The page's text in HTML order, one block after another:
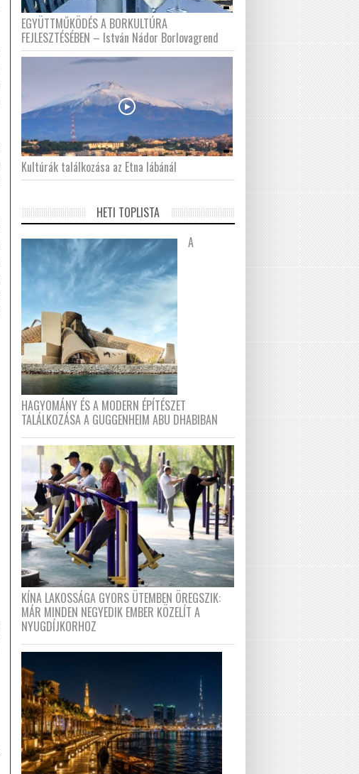
EGYÜTTMŰKÖDÉS A BORKULTÚRA
FEJLESZTÉSÉBEN – István Nádor Borlovagrend
Kultúrák találkozása az Etna lábánál
HETI TOPLISTA
A
HAGYOMÁNY ÉS A MODERN ÉPÍTÉSZET
TALÁLKOZÁSA A GUGGENHEIM ABU DHABIBAN
KÍNA LAKOSSÁGA GYORS ÜTEMBEN ÖREGSZIK:
MÁR MINDEN NEGYEDIK EMBER KÖZELÍT A
NYUGDÍJKORHOZ